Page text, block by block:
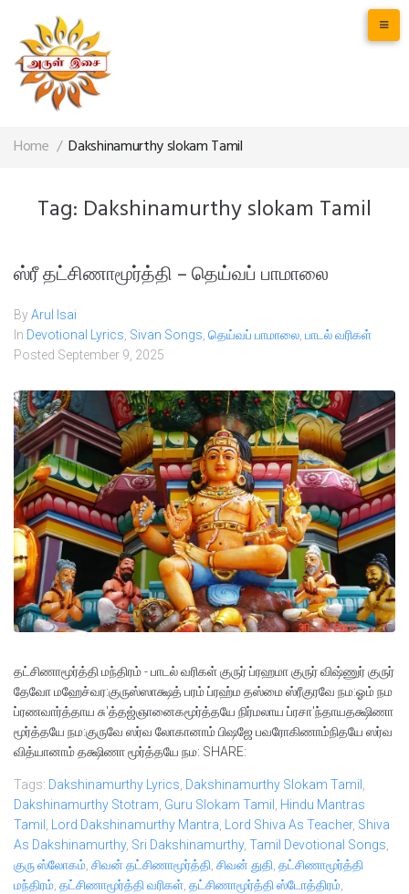
Home / Dakshinamurthy slokam Tamil
Tag: Dakshinamurthy slokam Tamil
ஸ்ரீ தட்சிணாமூர்த்தி – தெய்வப் பாமாலை
ByArul Isai
In Devotional Lyrics Sivan Songs தெய்வப் பாமாலை பாடல் வரிகள்
Posted September 9, 2025
தட்சிணாமூர்த்தி மந்திரம் - பாடல் வரிகள் குருர் ப்ரஹமா குருர் விஷ்ணுர் குருர்
தேவோ மஹேச்வர:குருஸ்ஸாக்ஷத் பரம் ப்ரஹ்ம தஸ்மை ஸ்ரீகுரவே நம:ஓம் நம
ப்ரணவார்த்தாய சு'த்தஜ்ஞானைகமூர்த்தயே நிர்மலாய ப்ரசா'ந்தாயதக்ஷிணா
மூர்த்தயே நம:குருவே ஸர்வ லோகானாம் பிஷஜே பவரோகிணாம்நிதயே ஸர்வ
வித்யானாம் தக்ஷிணா மூர்த்தயே நம: SHARE:
Tags: Dakshinamurthy Lyrics, Dakshinamurthy Slokam Tamil ,
Dakshinamurthy Stotram, Guru Slokam Tamil , Hindu Mantras
Tamil , Lord Dakshinamurthy Mantra, Lord Shiva As Teacher, Shiva
As Dakshinamurthy, Sri Dakshinamurthy, Tamil Devotional Songs,
குரு ஸ்லோகம், சிவன் தட்சிணாமூர்த்தி, சிவன் துதி, தட்சிணாமூர்த்தி
மந்திரம், தட்சிணாமூர்த்தி வரிகள், தட்சிணாமூர்த்தி ஸ்டோத்திரம்,